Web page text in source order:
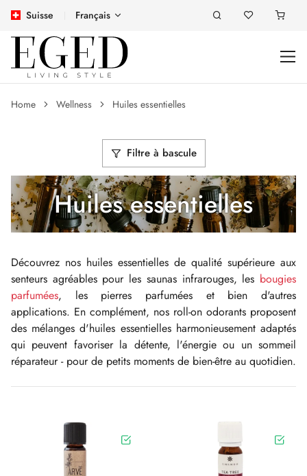
Suisse Français
Home Wellness Huiles essentielles
Filtre à bascule
Huiles essentielles
Découvrez nos huiles essentielles de qualité supérieure aux
senteurs agréables pour les saunas infrarouges, les bougies
parfumées, les pierres parfumées et bien d'autres
applications. En complément, nos roll-on odorants proposent
des mélanges d'huiles essentielles harmonieusement adaptés
qui peuvent favoriser la détente, l'énergie ou un sommeil
réparateur - pour de petits moments de bien-être au quotidien.